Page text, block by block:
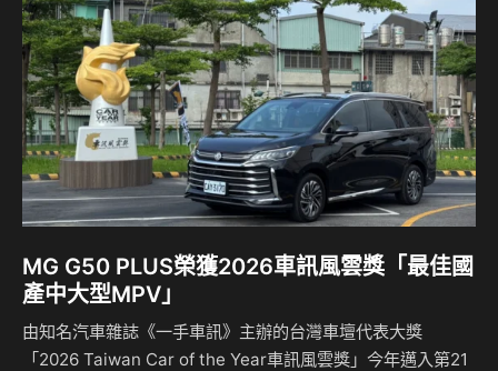
車主夢寐以求的「雙前座通風座椅」，一上車就能感受沁涼微
風帶來的極致救贖，徹底告別酷暑乘車的悶熱困擾，成為今夏
抗暑的最佳座駕！ 全新27年式ZS車系以多元陣…
MG G50 PLUS榮獲2026車訊風雲獎「最佳國
產中大型MPV」
由知名汽車雜誌《一手車訊》主辦的台灣車壇代表大獎
「2026 Taiwan Car of the Year車訊風雲獎」今年邁入第21